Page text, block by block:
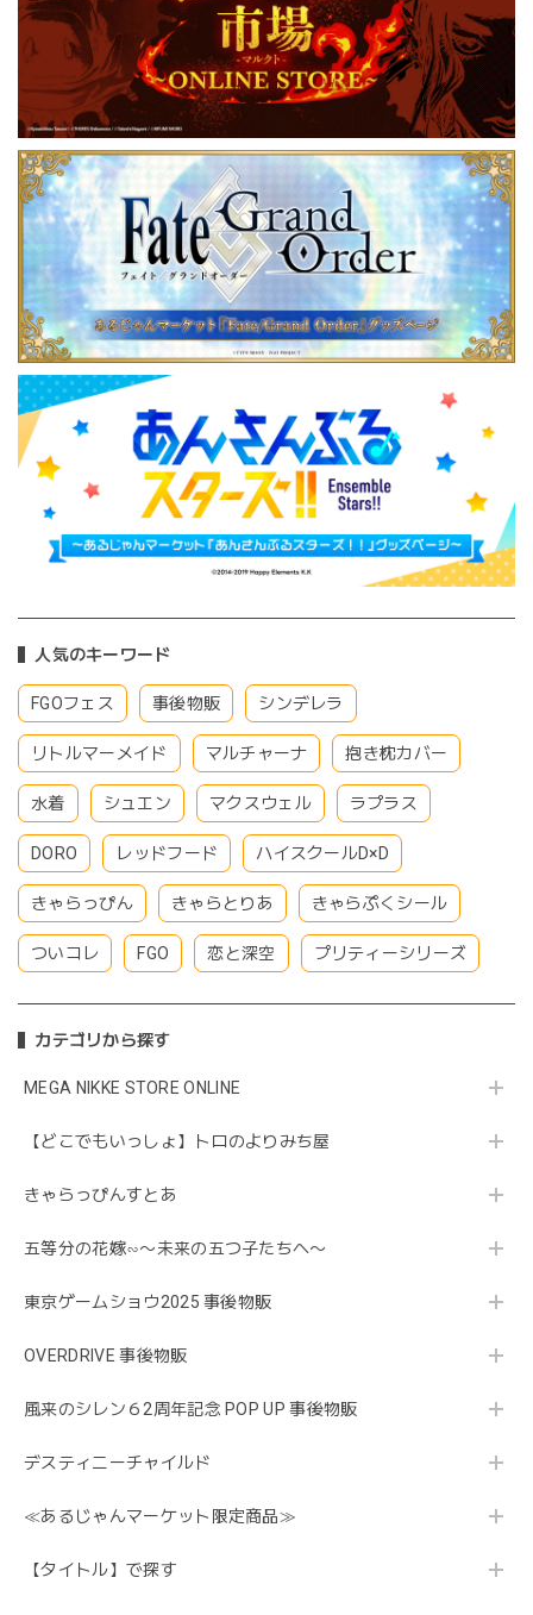
人気のキーワード
FGOフェス 事後物販 シンデレラ
リトルマーメイド マルチャーナ 抱き枕カバー
水着 シュエン マクスウェル ラプラス
DORO レッドフード ハイスクールD×D
きゃらっぴん きゃらとりあ きゃらぷくシール
ついコレ FGO 恋と深空 プリティーシリーズ
カテゴリから探す
MEGA NIKKE STORE ONLINE
【どこでもいっしょ】トロのよりみち屋
きゃらっぴんすとあ
五等分の花嫁∽〜未来の五つ子たちへ〜
東京ゲームショウ2025 事後物販
OVERDRIVE 事後物販
風来のシレン６2周年記念 POP UP 事後物販
デスティニーチャイルド
≪あるじゃんマーケット限定商品≫
【タイトル】で探す